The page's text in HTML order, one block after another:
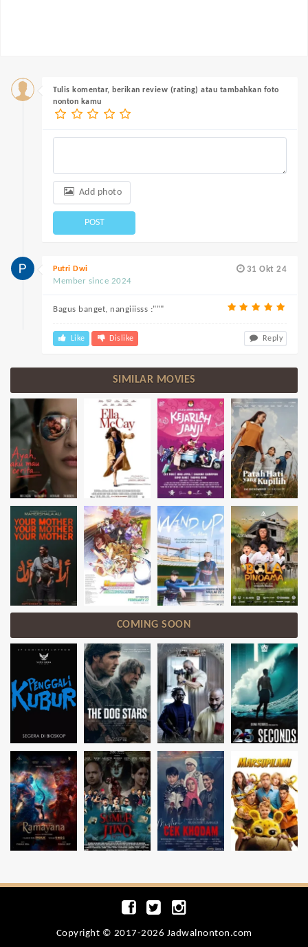
Tulis komentar, berikan review (rating) atau tambahkan foto
nonton kamu
Add photo
POST
31 Okt 24
Putri Dwi
Member since 2024
Bagus banget, nangiiisss :"""
Like Dislike Reply
SIMILAR MOVIES
COMING SOON
Copyright © 2017-2026 Jadwalnonton.com